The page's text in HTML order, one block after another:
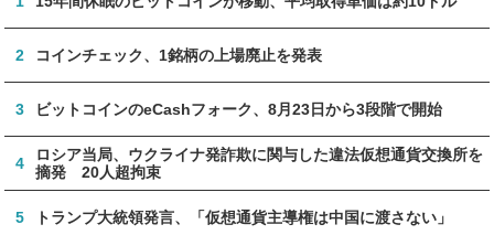
2 コインチェック、1銘柄の上場廃止を発表
3 ビットコインのeCashフォーク、8月23日から3段階で開始
4
ロシア当局、ウクライナ発詐欺に関与した違法仮想通貨交換所を
摘発 20人超拘束
5 トランプ大統領発言、「仮想通貨主導権は中国に渡さない」